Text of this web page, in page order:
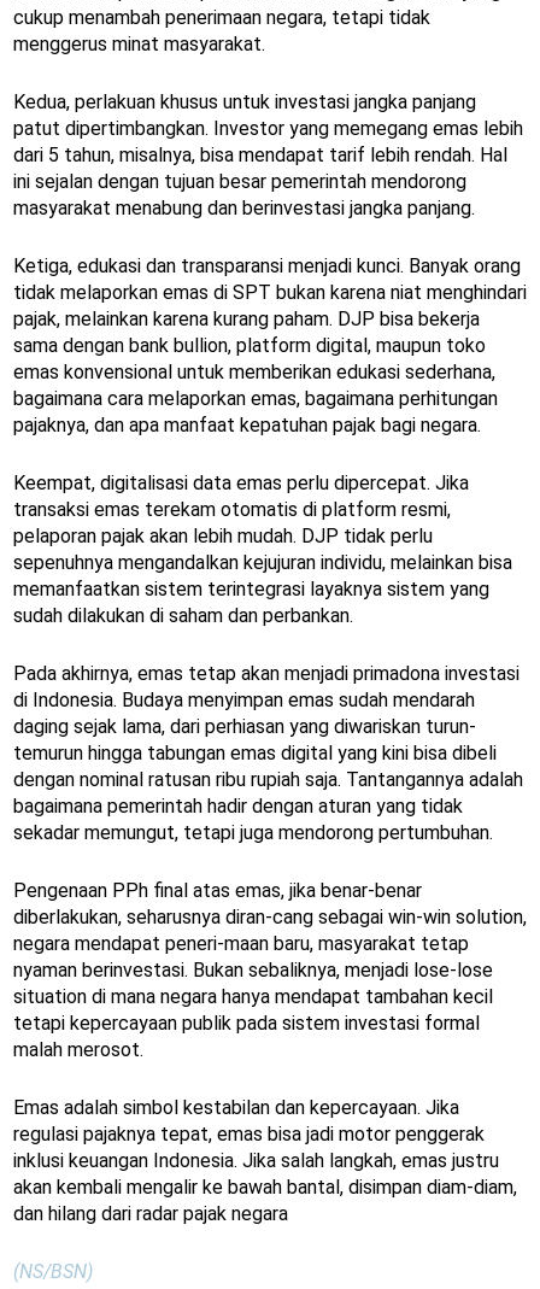
cukup menambah penerimaan negara, tetapi tidak
menggerus minat masyarakat.
Kedua, perlakuan khusus untuk investasi jangka panjang
patut dipertimbangkan. Investor yang memegang emas lebih
dari 5 tahun, misalnya, bisa mendapat tarif lebih rendah. Hal
ini sejalan dengan tujuan besar pemerintah mendorong
masyarakat menabung dan berinvestasi jangka panjang.
Ketiga, edukasi dan transparansi menjadi kunci. Banyak orang
tidak melaporkan emas di SPT bukan karena niat menghindari
pajak, melainkan karena kurang paham. DJP bisa bekerja
sama dengan bank bullion, platform digital, maupun toko
emas konvensional untuk memberikan edukasi sederhana,
bagaimana cara melaporkan emas, bagaimana perhitungan
pajaknya, dan apa manfaat kepatuhan pajak bagi negara.
Keempat, digitalisasi data emas perlu dipercepat. Jika
transaksi emas terekam otomatis di platform resmi,
pelaporan pajak akan lebih mudah. DJP tidak perlu
sepenuhnya mengandalkan kejujuran individu, melainkan bisa
memanfaatkan sistem terintegrasi layaknya sistem yang
sudah dilakukan di saham dan perbankan.
Pada akhirnya, emas tetap akan menjadi primadona investasi
di Indonesia. Budaya menyimpan emas sudah mendarah
daging sejak lama, dari perhiasan yang diwariskan turun-
temurun hingga tabungan emas digital yang kini bisa dibeli
dengan nominal ratusan ribu rupiah saja. Tantangannya adalah
bagaimana pemerintah hadir dengan aturan yang tidak
sekadar memungut, tetapi juga mendorong pertumbuhan.
Pengenaan PPh final atas emas, jika benar-benar
diberlakukan, seharusnya diran-cang sebagai win-win solution,
negara mendapat peneri-maan baru, masyarakat tetap
nyaman berinvestasi. Bukan sebaliknya, menjadi lose-lose
situation di mana negara hanya mendapat tambahan kecil
tetapi kepercayaan publik pada sistem investasi formal
malah merosot.
Emas adalah simbol kestabilan dan kepercayaan. Jika
regulasi pajaknya tepat, emas bisa jadi motor penggerak
inklusi keuangan Indonesia. Jika salah langkah, emas justru
akan kembali mengalir ke bawah bantal, disimpan diam-diam,
dan hilang dari radar pajak negara
(NS/BSN)